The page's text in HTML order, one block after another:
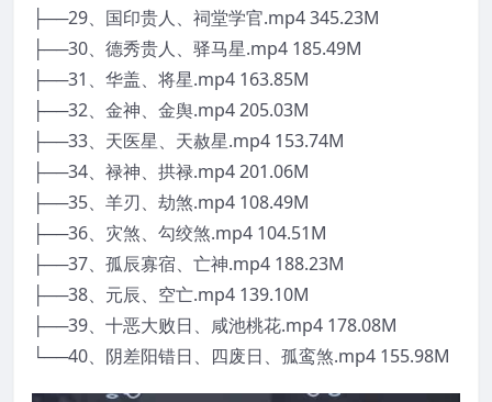
├──29、国印贵人、祠堂学官.mp4 345.23M
├──30、德秀贵人、驿马星.mp4 185.49M
├──31、华盖、将星.mp4 163.85M
├──32、金神、金舆.mp4 205.03M
├──33、天医星、天赦星.mp4 153.74M
├──34、禄神、拱禄.mp4 201.06M
├──35、羊刃、劫煞.mp4 108.49M
├──36、灾煞、勾绞煞.mp4 104.51M
├──37、孤辰寡宿、亡神.mp4 188.23M
├──38、元辰、空亡.mp4 139.10M
├──39、十恶大败日、咸池桃花.mp4 178.08M
└──40、阴差阳错日、四废日、孤鸾煞.mp4 155.98M